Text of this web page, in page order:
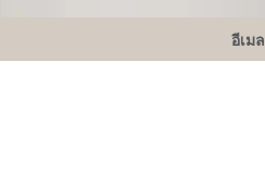
อีเมล
อีเมล